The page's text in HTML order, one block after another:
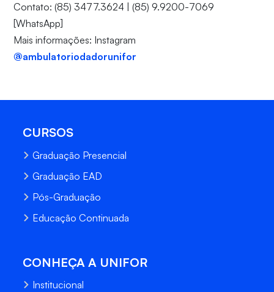
Contato: (85) 3477.3624 | (85) 9.9200-7069
[WhatsApp]
Mais informações: Instagram
@ambulatoriodadorunifor
CURSOS
Graduação Presencial
Graduação EAD
Pós-Graduação
Educação Continuada
CONHEÇA A UNIFOR
Institucional